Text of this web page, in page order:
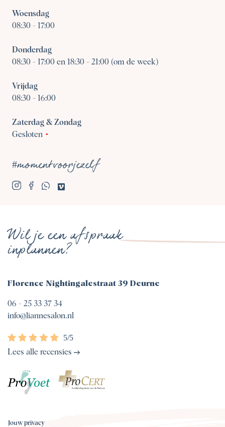
Wil je een afspraak
inplannen?
Florence Nightingalestraat 39 Deurne
06 - 25 33 37 34
info@liannesalon.nl
Lees alle recensies
Woensdag
08:30 - 17:00
Donderdag
08:30 - 17:00 en 18:30 - 21:00 (om de week)
Vrijdag
08:30 - 16:00
Zaterdag & Zondag
Gesloten
#momentvoorjezelf
Jouw privacy